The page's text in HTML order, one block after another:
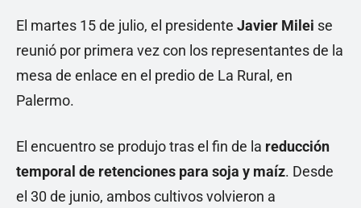
El martes 15 de julio, el presidente Javier Milei se
reunió por primera vez con los representantes de la
mesa de enlace en el predio de La Rural, en
Palermo.
El encuentro se produjo tras el fin de la reducción
temporal de retenciones para soja y maíz. Desde
el 30 de junio, ambos cultivos volvieron a